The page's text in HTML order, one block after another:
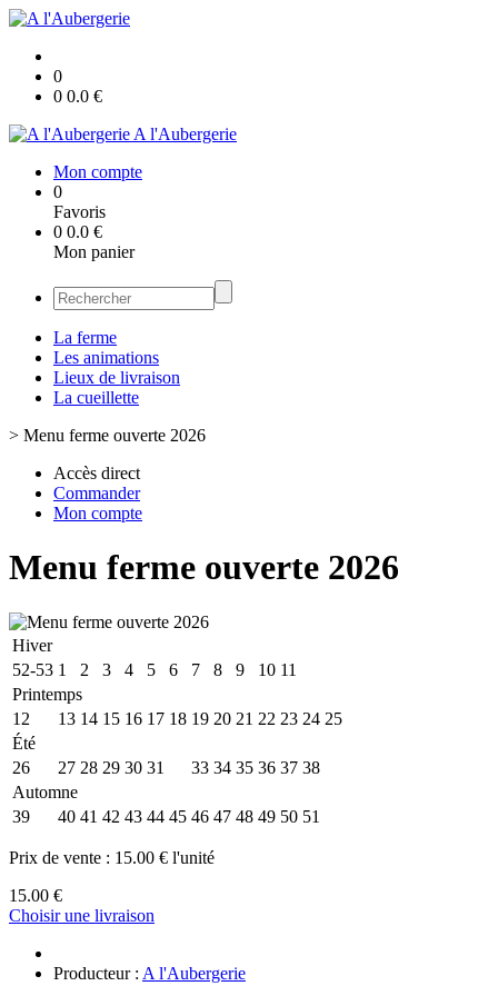
0
0 0.0 €
A l'Aubergerie
Mon compte
0
Favoris
0 0.0 €
Mon panier
La ferme
Les animations
Lieux de livraison
La cueillette
> Menu ferme ouverte 2026
Accès direct
Commander
Mon compte
Menu ferme ouverte 2026
Hiver
52-53 1 2 3 4 5 6 7 8 9 10 11
Printemps
12
13 14 15 16 17 18 19 20 21 22 23 24 25
Été
26
27 28 29 30 31 33 34 35 36 37 38
Automne
39
40 41 42 43 44 45 46 47 48 49 50 51
Prix de vente : 15.00 € l'unité
15.00 €
Choisir une livraison
Producteur : A l'Aubergerie